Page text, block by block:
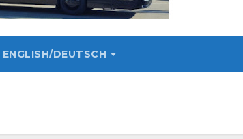
ENGLISH/DEUTSCH